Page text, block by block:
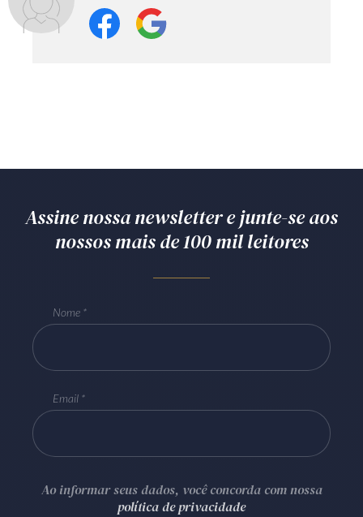
Assine nossa newsletter e junte-se aos
nossos mais de 100 mil leitores
Nome
Email
Ao informar seus dados, você concorda com nossa
política de privacidade